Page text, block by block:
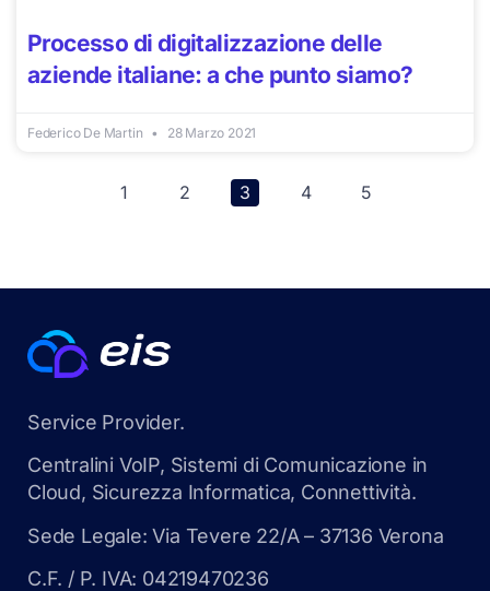
Processo di digitalizzazione delle
aziende italiane: a che punto siamo?
Federico De Martin 28 Marzo 2021
1 2 3 4 5
Service Provider.
Centralini VoIP, Sistemi di Comunicazione in
Cloud, Sicurezza Informatica, Connettività.
Sede Legale: Via Tevere 22/A – 37136 Verona
C.F. / P. IVA: 04219470236